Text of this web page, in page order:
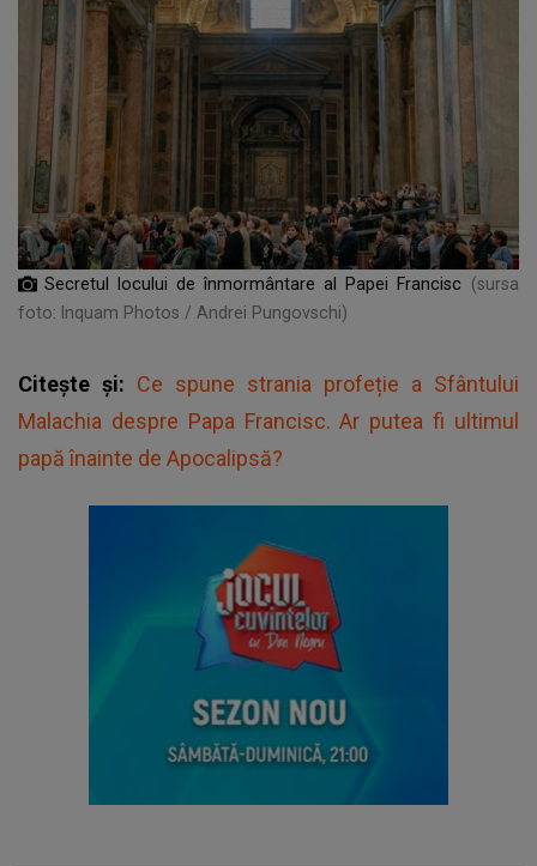
Secretul locului de înmormântare al Papei Francisc
(sursa
foto: Inquam Photos / Andrei Pungovschi)
Citește și: Ce spune strania profeție a Sfântului
Malachia despre Papa Francisc. Ar putea fi ultimul
papă înainte de Apocalipsă?